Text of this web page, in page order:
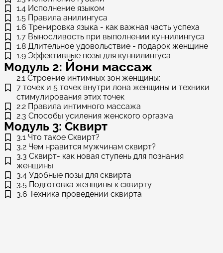
1.4 Исполнение языком
1.5 Правила анилингуса
1.6 Тренировка языка - как важная часть успеха
1.7 Выносливость при выполнении куннилингуса
1.8 Длительное удовольствие - подарок женщине
1.9 Эффективные позы для куннилингуса
Модуль 2: Йони массаж
2.1 Строение интимных зон женщины:
7 точек и 5 точек внутри лона женщины и техники
стимулирования этих точек
2.2 Правила интимного массажа
2.3 Способы усиления женского оргазма
Модуль 3: Сквирт
3.1 Что такое Сквирт?
3.2 Чем нравится мужчинам сквирт?
3.3 Сквирт- как новая ступень для познания
женщины
3.4 Удобные позы для сквирта
3.5 Подготовка женщины к сквирту
3.6 Техника проведении сквирта